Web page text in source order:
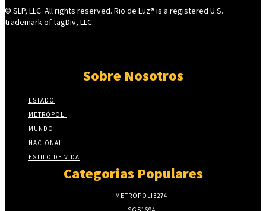
© SLP, LLC. All rights reserved. Rio de Luz® is a registered U.S.
trademark of tagDiv, LLC.
Sobre Nosotros
ESTADO
METRÓPOLI
MUNDO
NACIONAL
ESTILO DE VIDA
Categorias Populares
METRÓPOLI3274